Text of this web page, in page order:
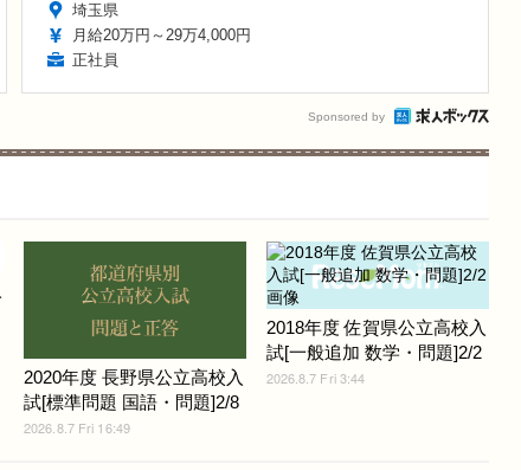
埼玉県
月給20万円～29万4,000円
正社員
Sponsored by
2020年度 長野県公立高校入
試[標準問題 国語・問題]2/8
2026.8.7 Fri 16:49
2018年度 佐賀県公立高校入
試[一般追加 数学・問題]2/2
2026.8.7 Fri 3:44